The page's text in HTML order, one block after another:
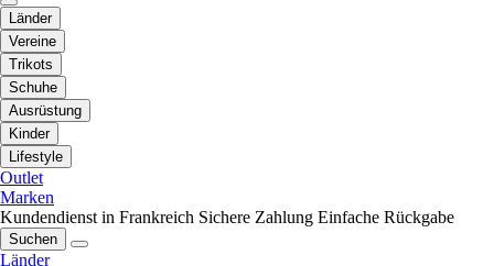
Länder
Vereine
Trikots
Schuhe
Ausrüstung
Kinder
Lifestyle
Outlet
Marken
Kundendienst in Frankreich Sichere Zahlung Einfache Rückgabe
Suchen
Länder